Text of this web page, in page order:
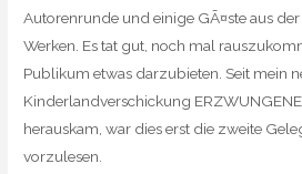
Autorenrunde und einige GÃ¤ste aus
Werken. Es tat gut, noch mal
Publikum etwas darzubieten. Seit mein
Kinderlandverschickung
herauskam, war dies erst die zweite
vorzulesen.